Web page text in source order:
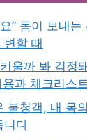
” 몸이 보내
변할 때
울까 봐 걱정
과 체크리스
불청객, 내 몸
니다